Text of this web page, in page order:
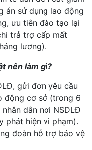
án sử dụng lao động
ưu tiên đào tạo lại
trả trợ cấp mất
lương).
nên làm gì?
gửi đơn yêu cầu
động cơ sở (trong 6
dân nơi NSDLĐ
phát hiện vi phạm).
đoàn hỗ trợ bảo vệ